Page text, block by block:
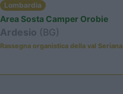
Lombardia
Area Sosta Camper Orobie
Ardesio (BG)
Rassegna organistica della val Seriana